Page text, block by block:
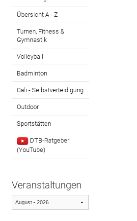
Übersicht A - Z
Turnen, Fitness &
Gymnastik
Volleyball
Badminton
Cali - Selbstverteidigung
Outdoor
Sportstätten
DTB-Ratgeber
(YouTube)
Veranstaltungen